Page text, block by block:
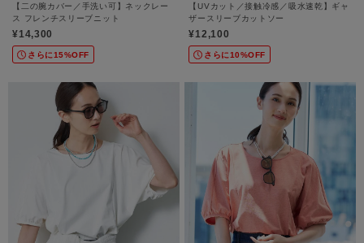
【二の腕カバー／手洗い可】ネックレー
ス フレンチスリーブニット
¥14,300
さらに15%OFF
【UVカット／接触冷感／吸水速乾】ギャ
ザースリーブカットソー
¥12,100
さらに10%OFF